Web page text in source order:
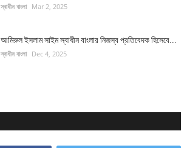
স্বাধীন বাংলা Mar 2, 2025
আমিরুল ইসলাম সাইম স্বাধীন বাংলার নিজস্ব প্রতিবেদক হিসেবে...
স্বাধীন বাংলা Dec 4, 2025